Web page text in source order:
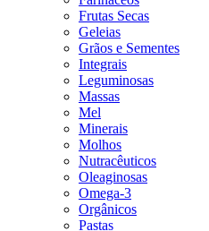
Frutas Secas
Geleias
Grãos e Sementes
Integrais
Leguminosas
Massas
Mel
Minerais
Molhos
Nutracêuticos
Oleaginosas
Omega-3
Orgânicos
Pastas